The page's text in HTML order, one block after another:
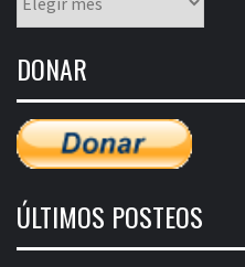
mensual
entradas
DONAR
ÚLTIMOS POSTEOS